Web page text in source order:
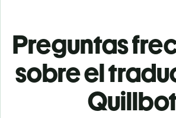
Preguntas
sobre el